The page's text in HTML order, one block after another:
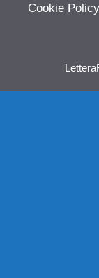
Cookie